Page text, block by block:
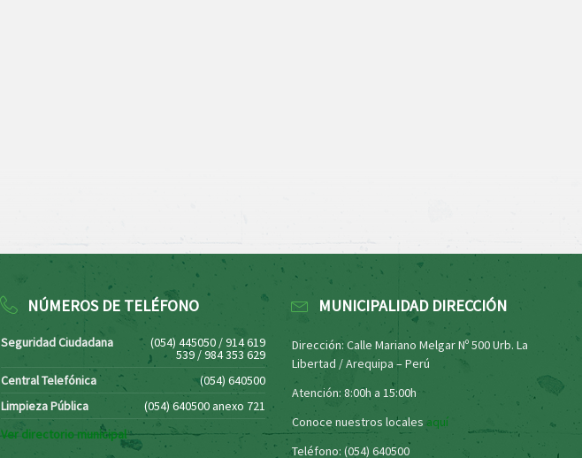
NÚMEROS DE TELÉFONO
Seguridad Ciudadana (054) 445050 / 914 619
539 / 984 353 629
Central Telefónica
(054) 640500
Limpieza Pública
(054) 640500 anexo 721
Ver directorio municipal
MUNICIPALIDAD DIRECCIÓN
Dirección: Calle Mariano Melgar Nº 500 Urb. La
Libertad / Arequipa – Perú
Atención: 8:00h a 15:00h
Conoce nuestros locales aquí
Teléfono: (054) 640500